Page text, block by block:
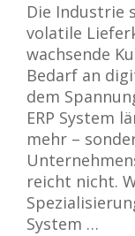
Die Industrie
volatile
wachsende
Bedarf an
dem
ERP System
mehr –
reicht nicht.
System …